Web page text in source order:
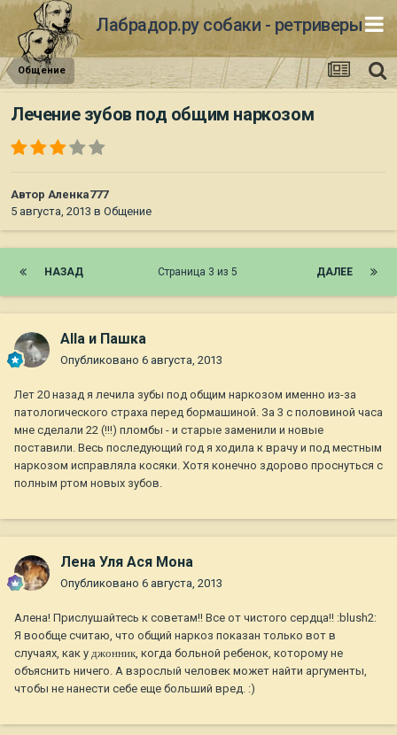
Лабрадор.ру собаки - ретриверы
Общение
Лечение зубов под общим наркозом
Автор Аленка777
5 августа, 2013 в Общение
НАЗАД ДАЛЕЕ
Страница 3 из 5
Alla и Пашка
Опубликовано 6 августа, 2013
Лет 20 назад я лечила зубы под общим наркозом именно из-за
патологического страха перед бормашиной. За 3 с половиной часа
мне сделали 22 (!!!) пломбы - и старые заменили и новые
поставили. Весь последующий год я ходила к врачу и под местным
наркозом исправляла косяки. Хотя конечно здорово проснуться с
полным ртом новых зубов.
Лена Уля Ася Мона
Опубликовано 6 августа, 2013
Алена! Прислушайтесь к советам!! Все от чистого сердца!! :blush2:
Я вообще считаю, что общий наркоз показан только вот в
случаях, как у джонник, когда больной ребенок, которому не
объяснить ничего. А взрослый человек может найти аргументы,
чтобы не нанести себе еще больший вред. :)